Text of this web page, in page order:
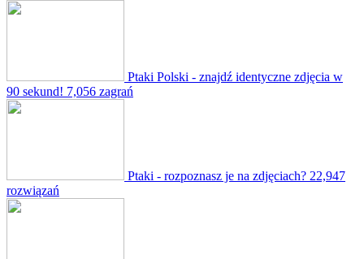
Ptaki Polski - znajdź identyczne zdjęcia w
90 sekund! 7,056 zagrań
Ptaki - rozpoznasz je na zdjęciach? 22,947
rozwiązań